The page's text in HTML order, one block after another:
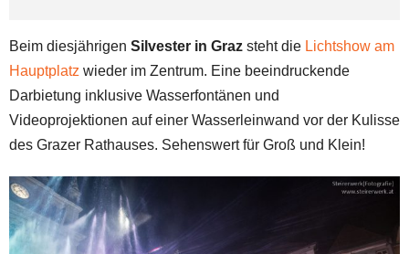
Beim diesjährigen Silvester in Graz steht die Lichtshow am
Hauptplatz wieder im Zentrum. Eine beeindruckende
Darbietung inklusive Wasserfontänen und
Videoprojektionen auf einer Wasserleinwand vor der Kulisse
des Grazer Rathauses. Sehenswert für Groß und Klein!